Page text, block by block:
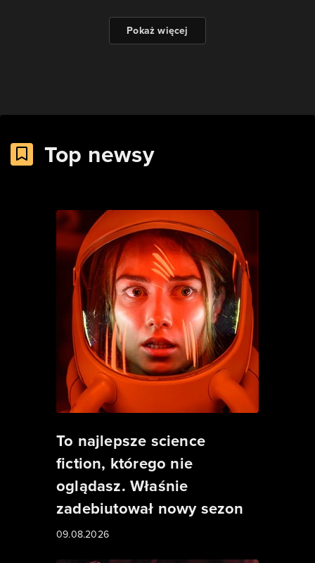
Pokaż więcej
Top newsy
To najlepsze science
fiction, którego nie
oglądasz. Właśnie
zadebiutował nowy sezon
09.08.2026